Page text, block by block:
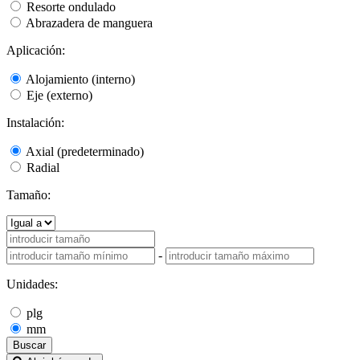
Resorte ondulado
Abrazadera de manguera
Aplicación:
Alojamiento (interno)
Eje (externo)
Instalación:
Axial (predeterminado)
Radial
Tamaño:
-
Unidades:
plg
mm
Buscar